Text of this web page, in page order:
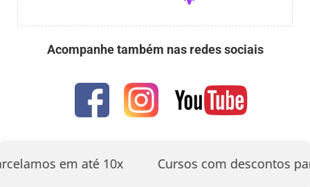
Acompanhe também nas redes sociais
em até 10x Cursos com descontos